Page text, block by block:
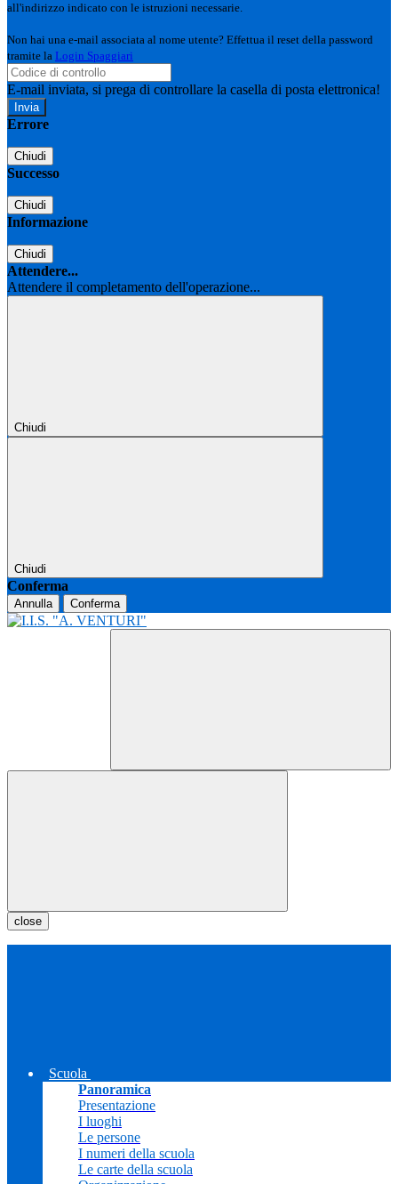
all'indirizzo indicato con le istruzioni necessarie.
Non hai una e-mail associata al nome utente? Effettua il reset della password
tramite la Login Spaggiari
E-mail inviata, si prega di controllare la casella di posta elettronica!
Errore
Chiudi
Successo
Chiudi
Informazione
Chiudi
Attendere...
Attendere il completamento dell'operazione...
Chiudi
Chiudi
Conferma
Annulla Conferma
close
Scuola
Panoramica
Presentazione
I luoghi
Le persone
I numeri della scuola
Le carte della scuola